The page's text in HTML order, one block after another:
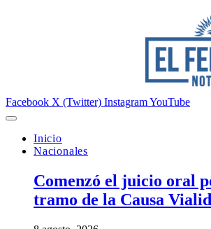
Facebook X (Twitter) InstagramYouTube
Inicio
Nacionales
Comenzó el juicio oral
tramo de la Causa